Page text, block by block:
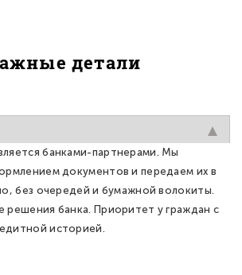
детали
банками-партнерами. Мы
документов и передаем их в
без очередей и бумажной волокиты.
решения банка. Приоритет у граждан с
историей.